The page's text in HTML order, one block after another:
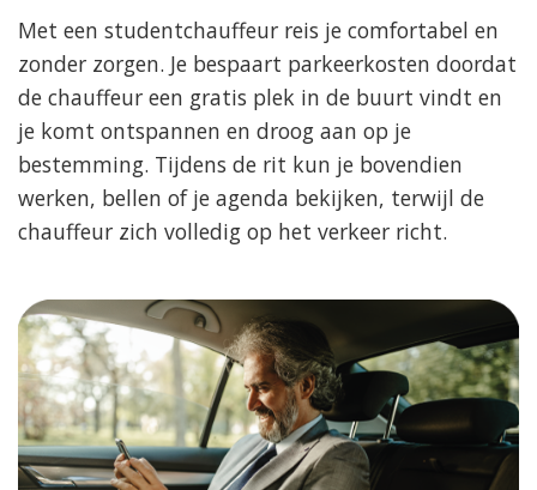
Met een studentchauffeur reis je comfortabel en
zonder zorgen. Je bespaart parkeerkosten doordat
de chauffeur een gratis plek in de buurt vindt en
je komt ontspannen en droog aan op je
bestemming. Tijdens de rit kun je bovendien
werken, bellen of je agenda bekijken, terwijl de
chauffeur zich volledig op het verkeer richt.